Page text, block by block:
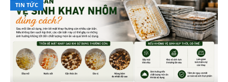
TIN TỨC